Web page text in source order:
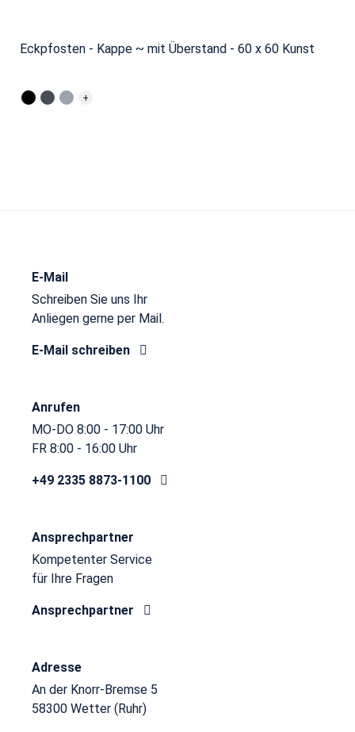
Eckpfosten - Kappe ~ mit Überstand - 60 x 60 Kunst
+
E-Mail
Schreiben Sie uns Ihr
Anliegen gerne per Mail.
E-Mail schreiben
Anrufen
MO-DO 8:00 - 17:00 Uhr
FR 8:00 - 16:00 Uhr
+49 2335 8873-1100
Ansprechpartner
Kompetenter Service
für Ihre Fragen
Ansprechpartner
Adresse
An der Knorr-Bremse 5
58300 Wetter (Ruhr)